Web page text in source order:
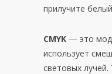
прилучите
CMYK — это
использует
световых